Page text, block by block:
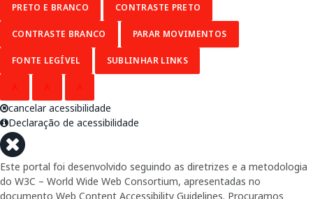
PRETO E BRANCO CONTRASTE PRETO
CONTRASTE BRANCO PARAR MOVIMENTOS
FONTE LEGÍVEL SUBLINHAR LINKS
cancelar acessibilidade
Declaração de acessibilidade
Este portal foi desenvolvido seguindo as diretrizes e a metodologia
do W3C – World Wide Web Consortium, apresentadas no
documento Web Content Accessibility Guidelines. Procuramos